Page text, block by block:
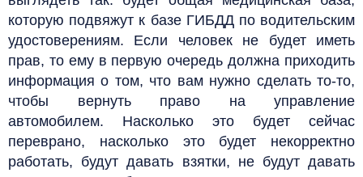
которую подвяжут к базе ГИБДД по водительским
удостоверениям. Если человек не будет иметь
прав, то ему в первую очередь должна приходить
информация о том, что вам нужно сделать то-то,
чтобы вернуть право на управление
автомобилем. Насколько это будет сейчас
переврано, насколько это будет некорректно
работать, будут давать взятки, не будут давать